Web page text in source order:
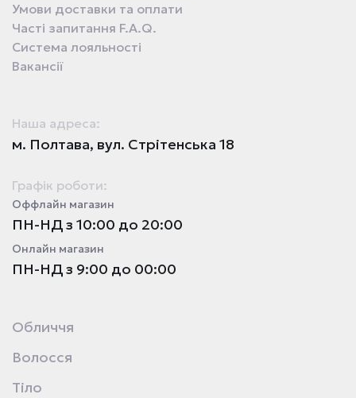
Умови доставки та оплати
Часті запитання F.A.Q.
Система лояльності
Вакансії
Наша адреса:
м. Полтава, вул. Стрітенська 18
Графік роботи:
Оффлайн магазин
ПН-НД з 10:00 до 20:00
Онлайн магазин
ПН-НД з 9:00 до 00:00
Обличчя
Волосся
Тіло